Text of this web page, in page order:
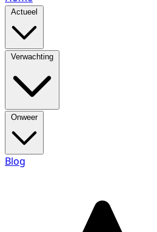
Actueel
Verwachting
Onweer
Blog